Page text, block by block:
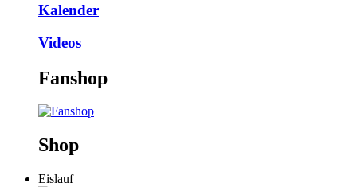
Kalender
Videos
Fanshop
Shop
Eislauf